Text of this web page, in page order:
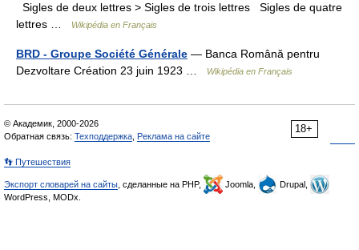
Sigles de deux lettres > Sigles de trois lettres Sigles de quatre
lettres …
Wikipédia en Français
BRD - Groupe Société Générale — Banca Română pentru
Dezvoltare Création 23 juin 1923 …
Wikipédia en Français
18+
© Академик, 2000-2026
Обратная связь: Техподдержка Реклама на сайте
👣 Путешествия
Экспорт словарей на сайты , сделанные на PHP, Joomla,
Drupal,
WordPress, MODx.